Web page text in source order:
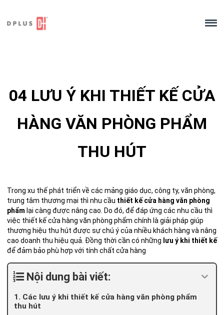
content
04 LƯU Ý KHI THIẾT KẾ CỬA
HÀNG VĂN PHÒNG PHẨM
THU HÚT
Trong xu thế phát triển về các mảng giáo dục, công ty, văn phòng,
trung tâm thương mại thì nhu cầu thiết kế cửa hàng văn phòng
phẩm lại càng được nâng cao. Do đó, để đáp ứng các nhu cầu thì
việc thiết kế cửa hàng văn phòng phẩm chính là giải pháp giúp
thương hiệu thu hút được sự chú ý của nhiều khách hàng và nâng
cao doanh thu hiệu quả. Đồng thời cần có những lưu ý khi thiết kế
để đảm bảo phù hợp với tính chất cửa hàng
Nội dung bài viết:
1. Các lưu ý khi thiết kế cửa hàng văn phòng phẩm
thu hút